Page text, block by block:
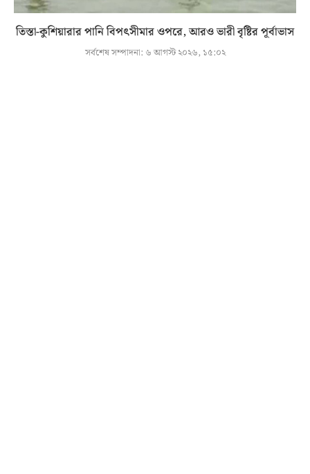
তিস্তা-কুশিয়ারার পানি বিপৎসীমার ওপরে, আরও ভারী বৃষ্টির পূর্বাভাস
সর্বশেষ সম্পাদনা: ৬ আগস্ট ২০২৬, ১৫:০২